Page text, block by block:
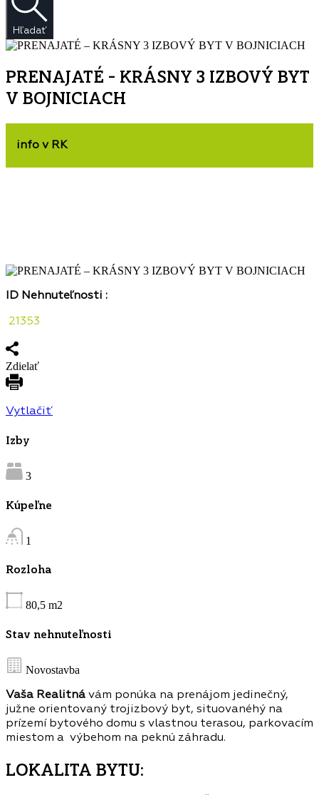
Hľadať
PRENAJATÉ – KRÁSNY 3 IZBOVÝ BYT
V BOJNICIACH
info v RK
ID Nehnuteľnosti :
21353
Zdielať
Vytlačiť
Izby
3
Kúpeľne
1
Rozloha
80,5 m2
Stav nehnuteľnosti
Novostavba
Vaša Realitná vám ponúka na prenájom jedinečný,
južne orientovaný trojizbový byt, situovanéhý na
prízemí bytového domu s vlastnou terasou, parkovacím
miestom a výbehom na peknú záhradu.
LOKALITA BYTU: